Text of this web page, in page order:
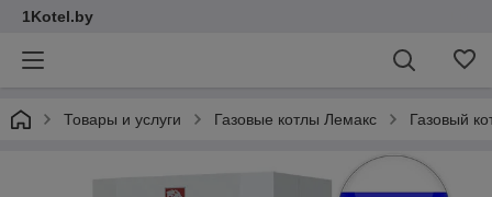
1Kotel.by
Товары и услуги Газовые котлы Лемакс Газовый